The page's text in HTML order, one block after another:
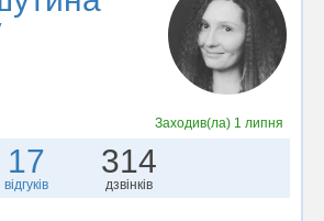
Заходив(ла) 1 липня
17
відгуків
314
дзвінків